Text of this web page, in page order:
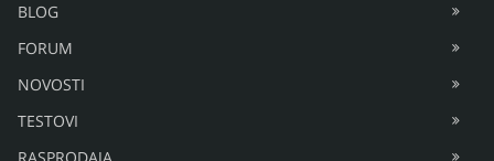
BLOG
FORUM
NOVOSTI
TESTOVI